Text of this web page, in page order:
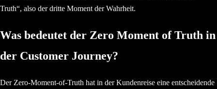
Truth“, also der dritte Moment der Wahrheit.
Was bedeutet der Zero Moment of Truth in
der Customer Journey?
Der Zero-Moment-of-Truth hat in der Kundenreise eine entscheidende